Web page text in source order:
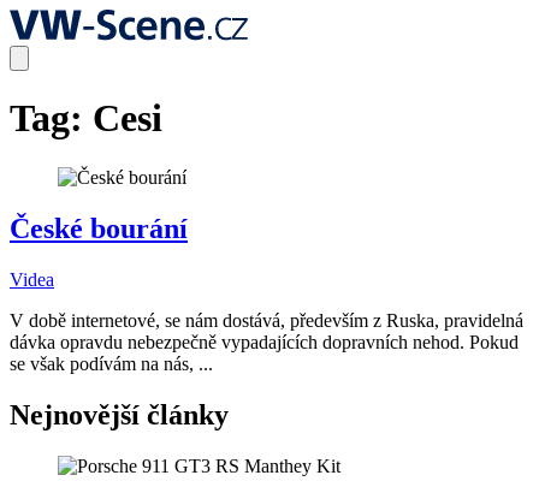
Tag: Cesi
České bourání
Videa
V době internetové, se nám dostává, především z Ruska, pravidelná
dávka opravdu nebezpečně vypadajících dopravních nehod. Pokud
se však podívám na nás, ...
Nejnovější články